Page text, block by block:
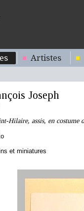
Artistes
Joseph
Hilaire, assis, en costume
et miniatures